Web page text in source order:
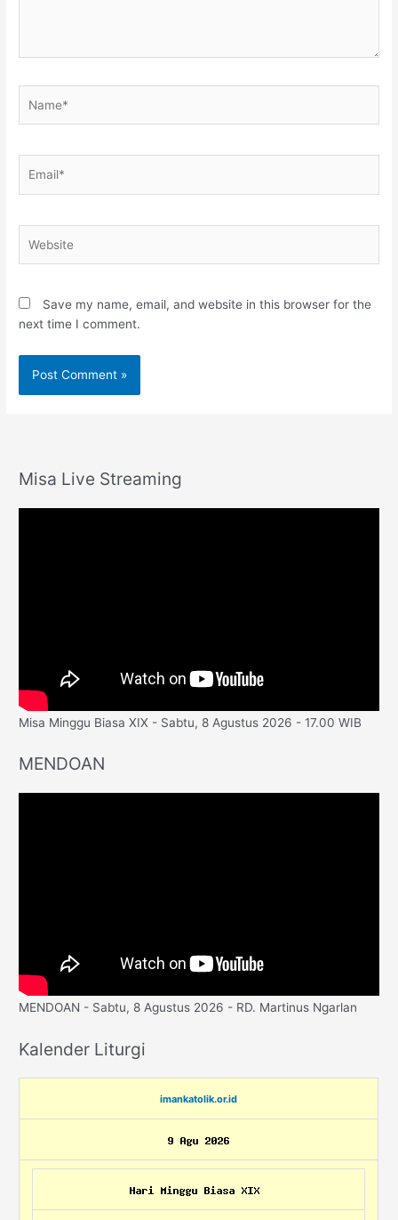
Save my name, email, and website in this browser for the
next time I comment.
Misa Live Streaming
Misa Minggu Biasa XIX - Sabtu, 8 Agustus 2026 - 17.00 WIB
MENDOAN
MENDOAN - Sabtu, 8 Agustus 2026 - RD. Martinus Ngarlan
Kalender Liturgi
imankatolik.or.id